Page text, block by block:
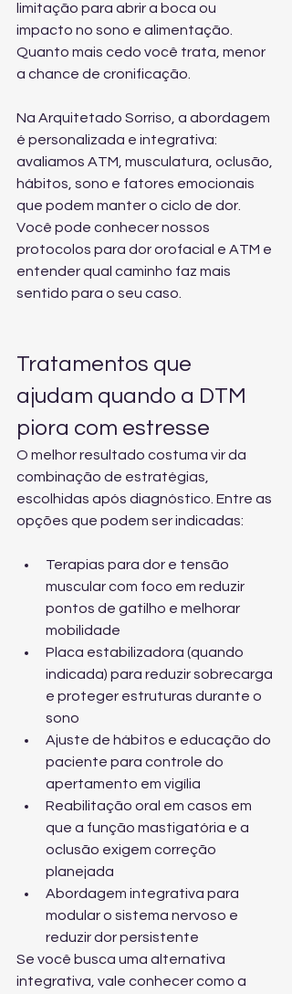
limitação para abrir a boca ou
impacto no sono e alimentação.
Quanto mais cedo você trata, menor
a chance de cronificação.
Na Arquitetado Sorriso, a abordagem
é personalizada e integrativa:
avaliamos ATM, musculatura, oclusão,
hábitos, sono e fatores emocionais
que podem manter o ciclo de dor.
Você pode conhecer nossos
protocolos para dor orofacial e ATM e
entender qual caminho faz mais
sentido para o seu caso.
Tratamentos que
ajudam quando a DTM
piora com estresse
O melhor resultado costuma vir da
combinação de estratégias,
escolhidas após diagnóstico. Entre as
opções que podem ser indicadas:
Terapias para dor e tensão
muscular com foco em reduzir
pontos de gatilho e melhorar
mobilidade
Placa estabilizadora (quando
indicada) para reduzir sobrecarga
e proteger estruturas durante o
sono
Ajuste de hábitos e educação do
paciente para controle do
apertamento em vigília
Reabilitação oral em casos em
que a função mastigatória e a
oclusão exigem correção
planejada
Abordagem integrativa para
modular o sistema nervoso e
reduzir dor persistente
Se você busca uma alternativa
integrativa, vale conhecer como a